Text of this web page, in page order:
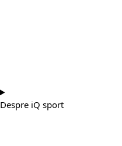
Despre iQ sport